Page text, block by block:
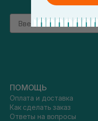
Email
ПОМОЩЬ
Оплата и доставка
Как сделать заказ
Ответы на вопросы